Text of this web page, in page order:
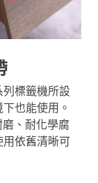
列標籤機所設
也能使用。
、耐化學腐
依舊清晰可